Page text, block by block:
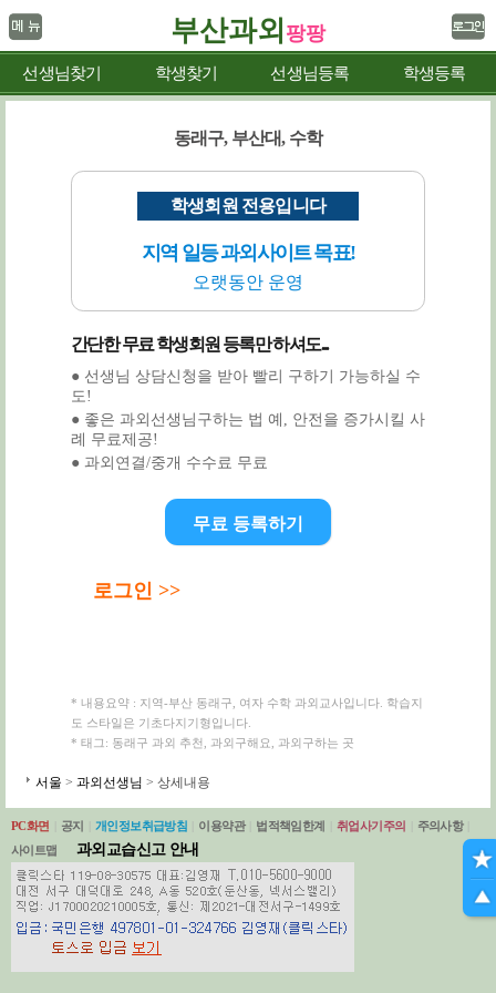
부산과외 팡팡
선생님찾기 학생찾기 선생님등록 학생등록
동래구, 부산대, 수학
학생회원 전용입니다
지역 일등 과외사이트 목표!
오랫동안 운영
간단한 무료 학생회원 등록만 하셔도...
● 선생님 상담신청을 받아 빨리 구하기 가능하실 수
도!
● 좋은 과외선생님구하는 법 예, 안전을 증가시킬 사
례 무료제공!
● 과외연결/중개 수수료 무료
무료 등록하기
로그인 >>
* 내용요약 : 지역-부산 동래구, 여자 수학 과외교사입니다. 학습지
도 스타일은 기초다지기형입니다.
* 태그: 동래구 과외 추천, 과외구해요, 과외구하는 곳
서울 > 과외선생님 > 상세내용
PC화면 공지 개인정보취급방침 이용약관 법적책임한계 취업사기주의 주의사항
사이트맵
과외교습신고 안내